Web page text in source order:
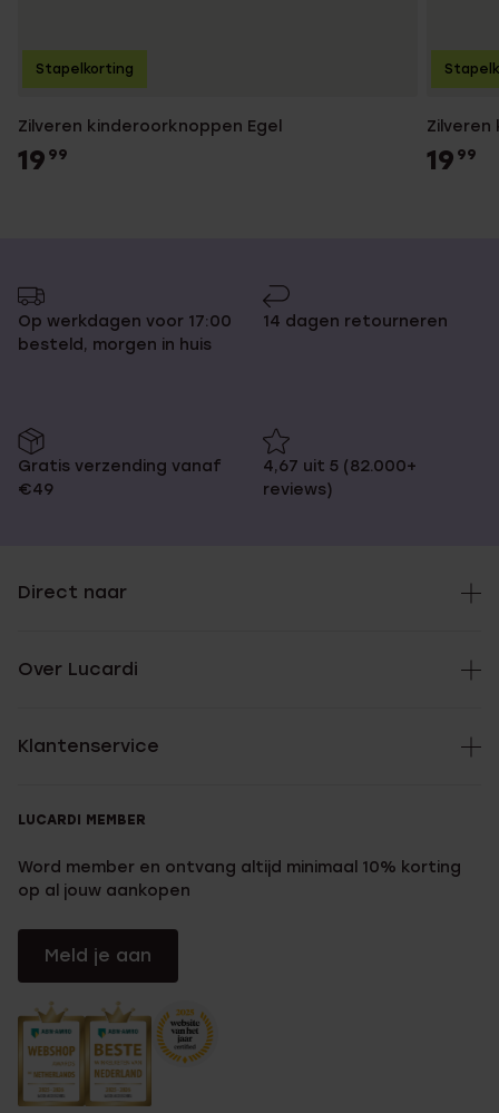
Zilveren kinderoorknoppen Egel
19 99
Stapelkorting
19 99
Op werkdagen voor 17:00
besteld, morgen in huis
14 dagen retourneren
Gratis verzending vanaf
€49
4,67 uit 5 (82.000+
reviews)
Direct naar
Over Lucardi
Klantenservice
LUCARDI MEMBER
Word member en ontvang altijd minimaal 10% korting
op al jouw aankopen
Meld je aan